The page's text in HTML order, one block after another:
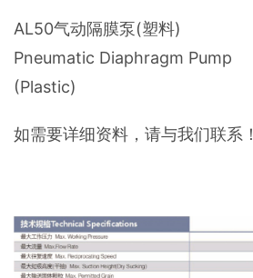
AL50气动隔膜泵(塑料)
Pneumatic Diaphragm Pump
(Plastic)
如需要详细资料，请与我们联系！